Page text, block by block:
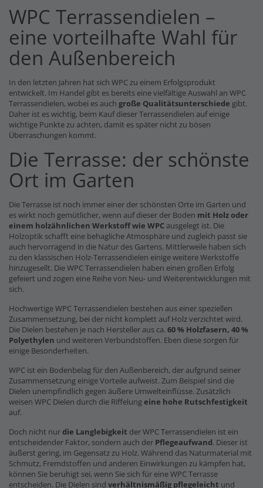
WPC Terrassendielen –
eine vorteilhafte Wahl für
den Außenbereich
In den letzten Jahren hat sich WPC zu einem Erfolgsprodukt
entwickelt. Im Handel gibt es bereits eine vielfältige Auswahl an WPC
Terrassendielen, wobei es auch große Qualitätsunterschiede gibt.
Daher ist es wichtig, beim Kauf dieser Terrassendielen auf einige
wichtige Punkte zu achten, damit es später nicht zu bösen
Überraschungen kommt.
Die Terrasse: der schönste
Ort im Garten
Die Terrasse ist noch immer einer der schönsten Orte im Garten und
es wirkt noch gemütlicher, wenn auf dieser der Boden mit Holz oder
einem holzähnlichen Werkstoff wie WPCausgelegt ist. Die
Holzoptik schafft eine behagliche Atmosphäre und zugleich passt sie
auch hervorragend in die Natur des Gartens. Mittlerweile haben sich
zu den klassischen Holz-Terrassendielen einige weitere Werkstoffe
hinzugesellt. Die WPC Terrassendielen haben einen großen Erfolg
gefeiert und zogen eine Reihe von Neu- und Weiterentwicklungen mit
sich.
Hochwertige WPC Terrassendielen bestehen aus einer speziellen
Zusammensetzung, bei der nicht komplett auf Holz verzichtet wird.
Die Dielen bestehen je nach Hersteller aus ca. 60 % Holzfasern, 40 %
Polyethylen und weiteren Verbundstoffen. Eben diese sorgen für
einige Besonderheiten.
WPC ist ein Bodenbelag für den Außenbereich, der aufgrund seiner
Zusammensetzung einige Vorteile aufweist. Zum Beispiel sind die
Dielen unempfindlich gegen äußere Umwelteinflüsse. Zusätzlich
weisen WPC Dielen durch die Riffelungeine hohe Rutschfestigkeit
auf.
Doch nicht nurdie Langlebigkeit der WPC Terrassendielen ist ein
entscheidender Faktor, sondern auch der Pflegeaufwand. Dieser ist
äußerst gering, im Gegensatz zu Holz. Während das Naturmaterial mit
Schmutz, Fremdstoffen und anderen Einwirkungen zu kämpfen hat,
können Sie beruhigt sei, wenn Sie sich für eine WPC Terrasse
entscheiden. Die Dielen sind verhältnismäßig pflegeleicht und